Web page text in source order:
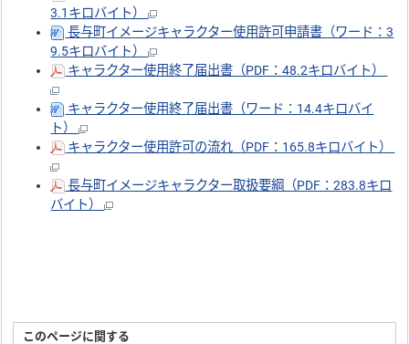
3.1キロバイト）
長与町イメージキャラクター使用許可申請書（ワード：3
9.5キロバイト）
キャラクター使用終了届出書（PDF：48.2キロバイト）
キャラクター使用終了届出書（ワード：14.4キロバイ
ト）
キャラクター使用許可の流れ（PDF：165.8キロバイト）
長与町イメージキャラクター取扱要綱（PDF：283.8キロ
バイト）
このページに関する